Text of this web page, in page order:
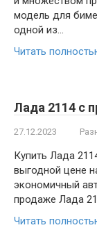
модель для
одной из…
Читать
Лада 2114 с
27.12.2023
Купить Лада
выгодной цене
экономичный
продаже Лада
Читать